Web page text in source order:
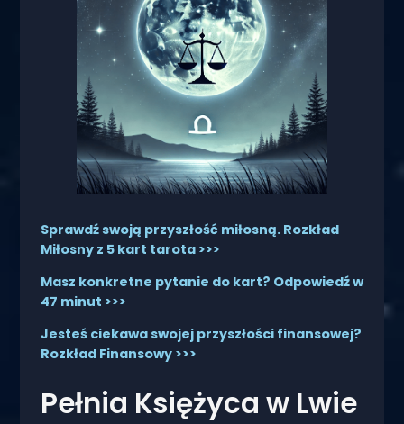
Sprawdź swoją przyszłość miłosną. Rozkład
Miłosny z 5 kart tarota >>>
Masz konkretne pytanie do kart? Odpowiedź w
47 minut >>>
Jesteś ciekawa swojej przyszłości finansowej?
Rozkład Finansowy >>>
Pełnia Księżyca w Lwie